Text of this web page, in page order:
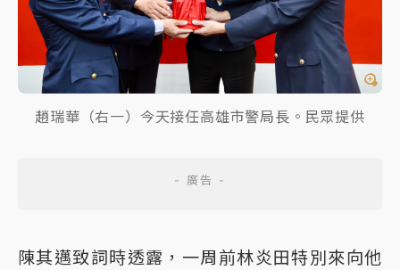
趙瑞華（右一）今天接任高雄市警局長。民眾提供
陳其邁致詞時透露，一周前林炎田特別來向他